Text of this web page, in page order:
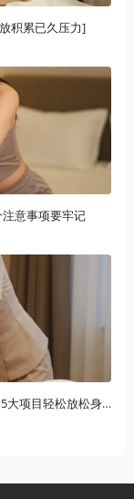
积累已久压力]
意事项要牢记
打工人必看！摩耶SPA按摩上门推拿+同城按摩，5大项目轻松放松身体